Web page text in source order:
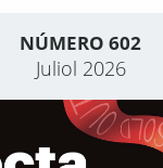
NÚMERO 602
Juliol 2026